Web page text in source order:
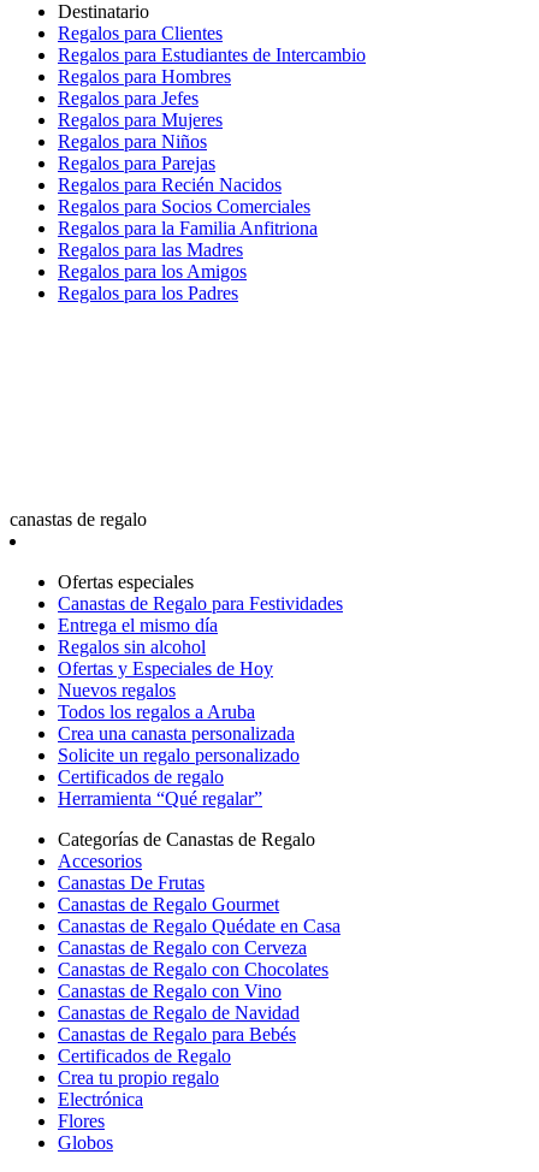
Destinatario
Regalos para Clientes
Regalos para Estudiantes de Intercambio
Regalos para Hombres
Regalos para Jefes
Regalos para Mujeres
Regalos para Niños
Regalos para Parejas
Regalos para Recién Nacidos
Regalos para Socios Comerciales
Regalos para la Familia Anfitriona
Regalos para las Madres
Regalos para los Amigos
Regalos para los Padres
canastas de regalo
Ofertas especiales
Canastas de Regalo para Festividades
Entrega el mismo día
Regalos sin alcohol
Ofertas y Especiales de Hoy
Nuevos regalos
Todos los regalos a Aruba
Crea una canasta personalizada
Solicite un regalo personalizado
Certificados de regalo
Herramienta “Qué regalar”
Categorías de Canastas de Regalo
Accesorios
Canastas De Frutas
Canastas de Regalo Gourmet
Canastas de Regalo Quédate en Casa
Canastas de Regalo con Cerveza
Canastas de Regalo con Chocolates
Canastas de Regalo con Vino
Canastas de Regalo de Navidad
Canastas de Regalo para Bebés
Certificados de Regalo
Crea tu propio regalo
Electrónica
Flores
Globos